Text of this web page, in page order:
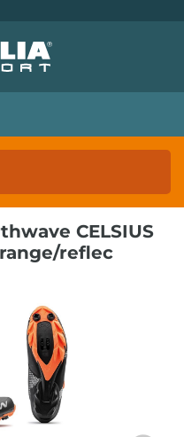
CELSIUS
reflec